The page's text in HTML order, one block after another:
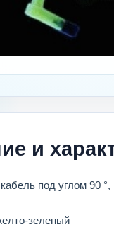
и
под углом 90 °,
зеленый